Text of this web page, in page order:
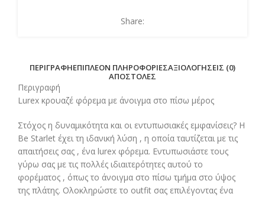
Share:
ΠΕΡΙΓΡΑΦΉΕΠΙΠΛΈΟΝ ΠΛΗΡΟΦΟΡΊΕΣΑΞΙΟΛΟΓΉΣΕΙΣ (0)
ΑΠΟΣΤΟΛΈΣ
Περιγραφή
Lurex κρουαζέ φόρεμα με άνοιγμα στο πίσω μέρος
Στόχος η δυναμικότητα και οι εντυπωσιακές εμφανίσεις? Η
Be Starlet έχει τη ιδανική λύση , η οποία ταυτίζεται με τις
απαιτήσεις σας , ένα lurex φόρεμα. Εντυπωσιάστε τους
γύρω σας με τις πολλές ιδιαιτερότητες αυτού το
φορέματος , όπως το άνοιγμα στο πίσω τμήμα στο ύψος
της πλάτης. Ολοκληρώστε το outfit σας επιλέγοντας ένα